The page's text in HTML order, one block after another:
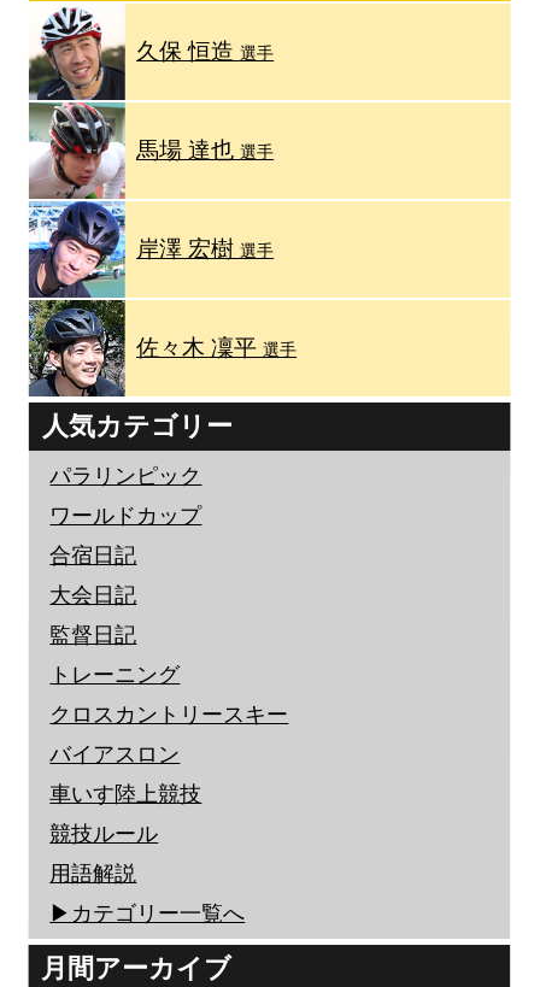
久保 恒造選手
馬場 達也選手
岸澤 宏樹選手
佐々木 凜平選手
人気カテゴリー
パラリンピック
ワールドカップ
合宿日記
大会日記
監督日記
トレーニング
クロスカントリースキー
バイアスロン
車いす陸上競技
競技ルール
用語解説
▶︎カテゴリー一覧へ
月間アーカイブ